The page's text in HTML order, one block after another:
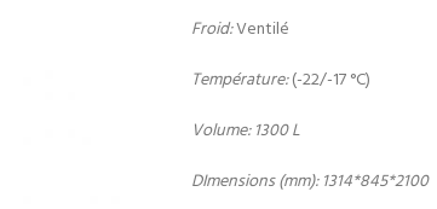
Froid:Ventilé
Température:(-22/-17 °C)
Volume: 1300 L
DImensions (mm): 1314*845*2100